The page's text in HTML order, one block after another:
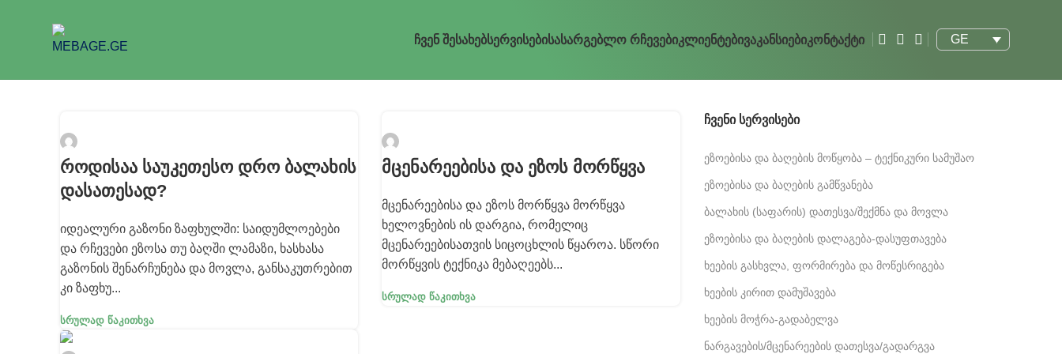
Ჩვენ ᲨესახებᲡერვისებიᲡასარგებლო ᲠჩევებიᲙლიენტებიᲕაკანსიებიᲙონტაქტი GE
როდისაა საუკეთესო დრო ბალახის
დასათესად?
იდეალური გაზონი ზაფხულში: საიდუმლოებები
და რჩევები ეზოსა თუ ბაღში ლამაზი, ხასხასა
გაზონის შენარჩუნება და მოვლა, განსაკუთრებით
კი ზაფხუ...
Სრულად Წაკითხვა
მცენარეებისა და ეზოს მორწყვა
მცენარეებისა და ეზოს მორწყვა მორწყვა
ხელოვნების ის დარგია, რომელიც
მცენარეებისათვის სიცოცხლის წყაროა. სწორი
მორწყვის ტექნიკა მებაღეებს...
Სრულად Წაკითხვა
Ჩვენი Სერვისები
ეზოებისა და ბაღების მოწყობა – ტექნიკური სამუშაო
ეზოებისა და ბაღების გამწვანება
ბალახის (საფარის) დათესვა/შექმნა და მოვლა
ეზოებისა და ბაღების დალაგება-დასუფთავება
ხეების გასხვლა, ფორმირება და მოწესრიგება
ხეების კირით დამუშავება
ხეების მოჭრა-გადაბელვა
ნარგავების/მცენარეების დათესვა/გადარგვა